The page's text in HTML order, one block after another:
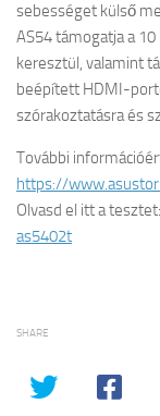
sebességet külső
AS54 támogatja a
keresztül, valamint
beépített HDMI-
szórakoztatásra és
További
https://
Olvasd el itt a tesztet:
as5402t
SHARE